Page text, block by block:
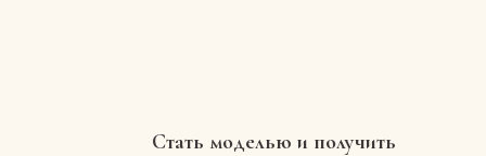
Стать моделью и получить